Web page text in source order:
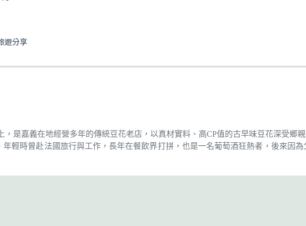
遊分享
，是嘉義在地經營多年的傳統豆花老店，以真材實料、高CP值的古早味豆花深受鄉親
年輕時曾赴法國旅行與工作，長年在餐飲界打拼，也是一名葡萄酒狂熱者，後來因為